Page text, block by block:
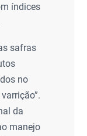
índices
safras
no
da
manejo